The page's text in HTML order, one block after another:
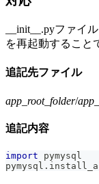
__init__.pyファイ
を再起動すること
追記先ファイル
app_root_folder/
追記内容
import pymysql
pymysql .